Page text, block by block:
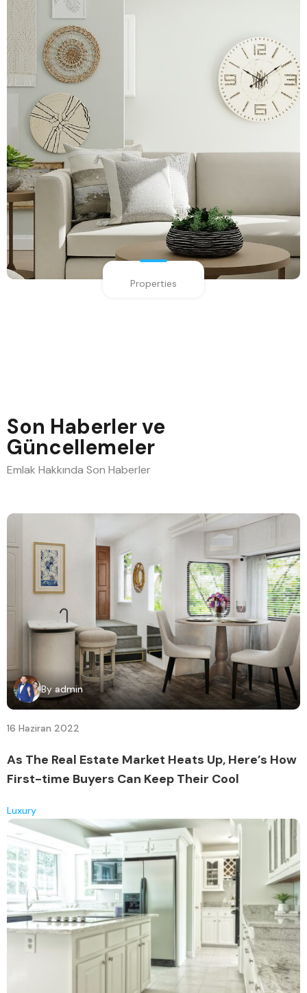
Properties
Son Haberler ve
Güncellemeler
Emlak Hakkında Son Haberler
Byadmin
16 Haziran 2022
As The Real Estate Market Heats Up, Here’s How
First-time Buyers Can Keep Their Cool
Luxury